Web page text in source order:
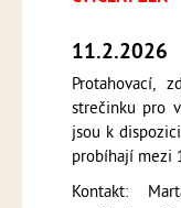
11.2.2026
Protahovací,
strečinku pro
jsou k
probíhají mezi
Kontakt: